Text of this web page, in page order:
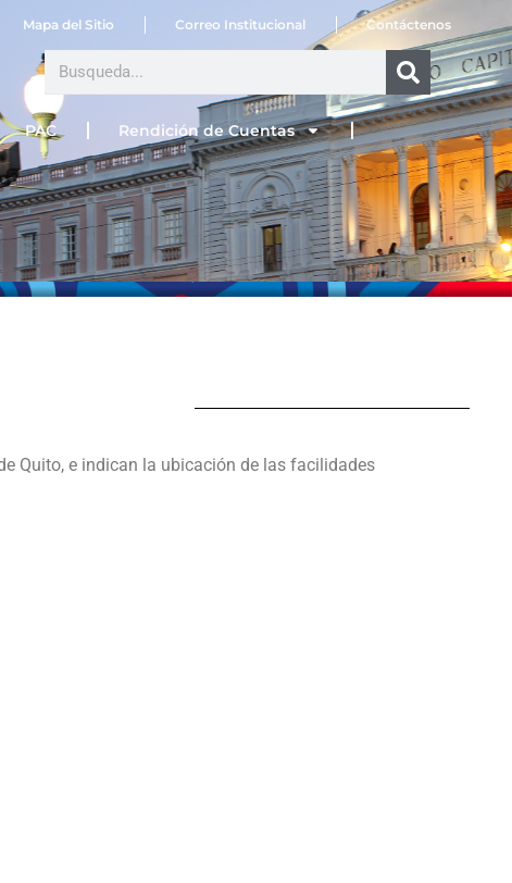
Mapa del Sitio Correo Institucional Contáctenos
Search
PAC Rendición de Cuentas
Quito, e indican la ubicación de las facilidades